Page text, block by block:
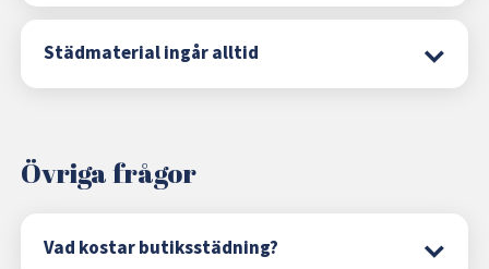
Städmaterial ingår alltid
Övriga frågor
Vad kostar butiksstädning?